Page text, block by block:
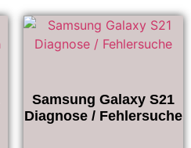
Samsung Galaxy S21
Diagnose / Fehlersuche